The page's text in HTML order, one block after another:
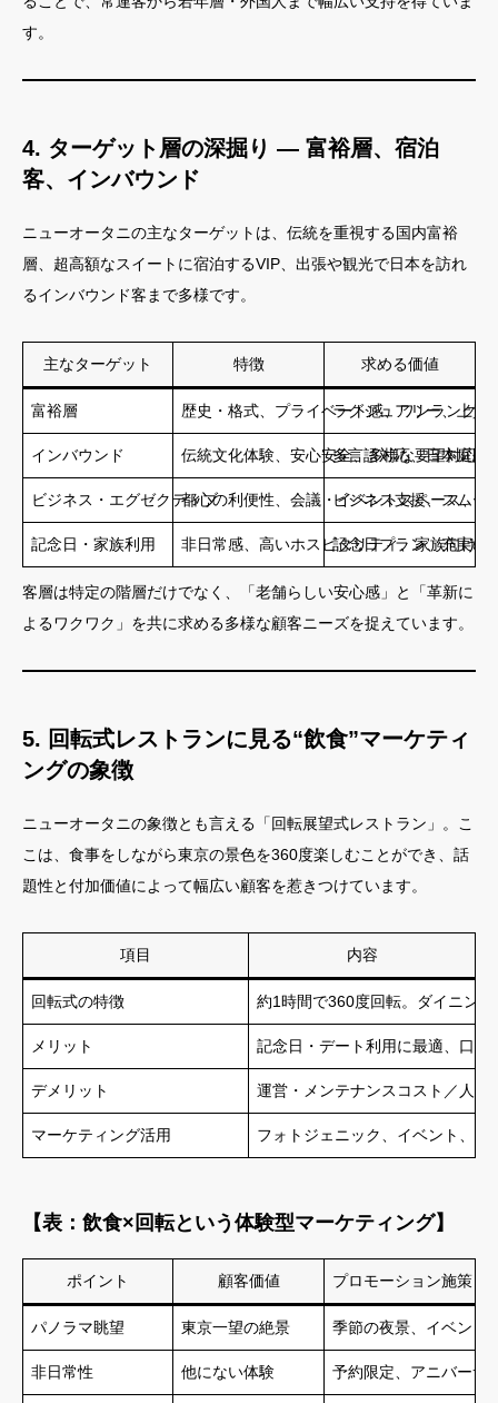
す。
4. ターゲット層の深掘り ― 富裕層、宿泊
客、インバウンド
ニューオータニの主なターゲットは、伝統を重視する国内富裕
層、超高額なスイートに宿泊するVIP、出張や観光で日本を訪れ
るインバウンド客まで多様です。
主なターゲット 特徴 求める価値
富裕層 歴史・格式、プライベート感、ワンランク上
ラグジュアリー、上質
インバウンド 伝統文化体験、安心安全、多様な要望対応
多言語対応、日本庭園
ビジネス・エグゼクティブ都心の利便性、会議・イベントスペース、静
ビジネス支援、スムー
記念日・家族利用 非日常感、高いホスピタリティ、家族向けア
記念日プラン、充実の
客層は特定の階層だけでなく、「老舗らしい安心感」と「革新に
よるワクワク」を共に求める多様な顧客ニーズを捉えています。
5. 回転式レストランに見る“飲食”マーケティ
ングの象徴
ニューオータニの象徴とも言える「回転展望式レストラン」。こ
こは、食事をしながら東京の景色を360度楽しむことができ、話
題性と付加価値によって幅広い顧客を惹きつけています。
項目 内容
回転式の特徴 約1時間で360度回転。ダイニン
メリット 記念日・デート利用に最適、口コ
デメリット 運営・メンテナンスコスト／人に
マーケティング活用 フォトジェニック、イベント、
【表：飲食×回転という体験型マーケティング】
ポイント 顧客価値 プロモーション施策
パノラマ眺望 東京一望の絶景 季節の夜景、イベント
非日常性 他にない体験 予約限定、アニバーサ